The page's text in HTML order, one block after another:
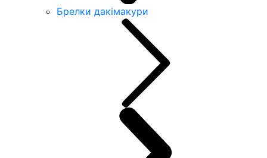
Брелки дакімакури